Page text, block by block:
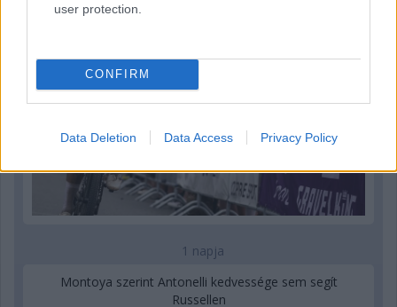
user protection.
CONFIRM
Data Deletion Data Access Privacy Policy
1 napja
Montoya szerint Antonelli kedvessége sem segít
Russellen